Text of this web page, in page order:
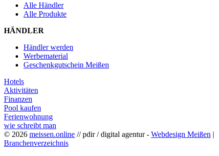
Alle Händler
Alle Produkte
HÄNDLER
Händler werden
Werbematerial
Geschenkgutschein Meißen
Hotels
Aktivitäten
Finanzen
Pool kaufen
Ferienwohnung
wie schreibt man
© 2026 meissen.online // pdir / digital agentur - Webdesign Meißen |
Branchenverzeichnis